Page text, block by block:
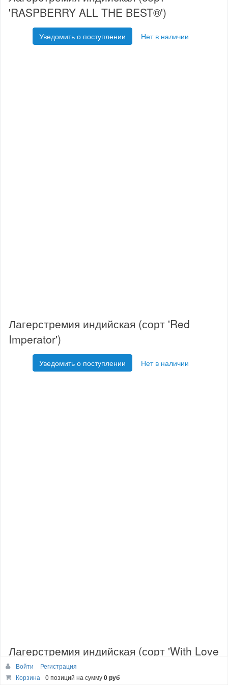
'RASPBERRY ALL THE BEST®')
Уведомить о поступлении Нет в наличии
Лагерстремия индийская (сорт 'Red
Imperator')
Уведомить о поступлении Нет в наличии
Лагерстремия индийская (сорт 'With Love
Babe®')
Войти
Регистрация
Корзина
0 позиций на сумму0 руб